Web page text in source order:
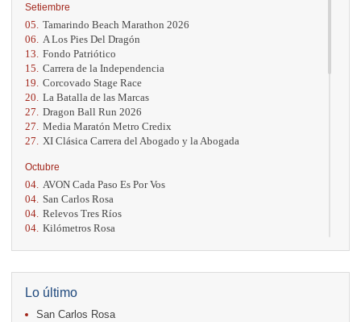
Setiembre
05. Tamarindo Beach Marathon 2026
06.
A Los Pies Del Dragón
13. Fondo Patriótico
15. Carrera de la Independencia
19. Corcovado Stage Race
20. La Batalla de las Marcas
27. Dragon Ball Run 2026
27. Media Maratón Metro Credix
27.
XI Clásica Carrera del Abogado y la Abogada
Octubre
04. AVON Cada Paso Es Por Vos
04. San Carlos Rosa
04. Relevos Tres Ríos
04. Kilómetros Rosa
18. Casa Turire Trail Run
18.
Warriors Run Circuit
18. Samsung Jacó Beach Half Marathon 2026
25. KRun by Under Armour
Lo último
San Carlos Rosa